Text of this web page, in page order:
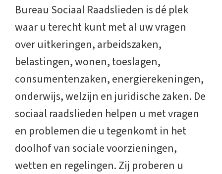
Bureau Sociaal Raadslieden is dé plek
waar u terecht kunt met al uw vragen
over uitkeringen, arbeidszaken,
belastingen, wonen, toeslagen,
consumentenzaken, energierekeningen,
onderwijs, welzijn en juridische zaken. De
sociaal raadslieden helpen u met vragen
en problemen die u tegenkomt in het
doolhof van sociale voorzieningen,
wetten en regelingen. Zij proberen u